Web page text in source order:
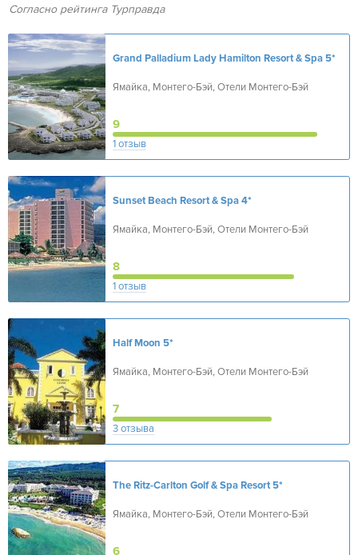
Согласно рейтинга Турправда
Grand Palladium Lady Hamilton Resort & Spa5*
Ямайка, Монтего-Бэй, Отели Монтего-Бэй
9
1 отзыв
Sunset Beach Resort & Spa4*
Ямайка, Монтего-Бэй, Отели Монтего-Бэй
8
1 отзыв
Half Moon 5*
Ямайка, Монтего-Бэй, Отели Монтего-Бэй
7
3 отзыва
The Ritz-Carlton Golf & Spa Resort5*
Ямайка, Монтего-Бэй, Отели Монтего-Бэй
6